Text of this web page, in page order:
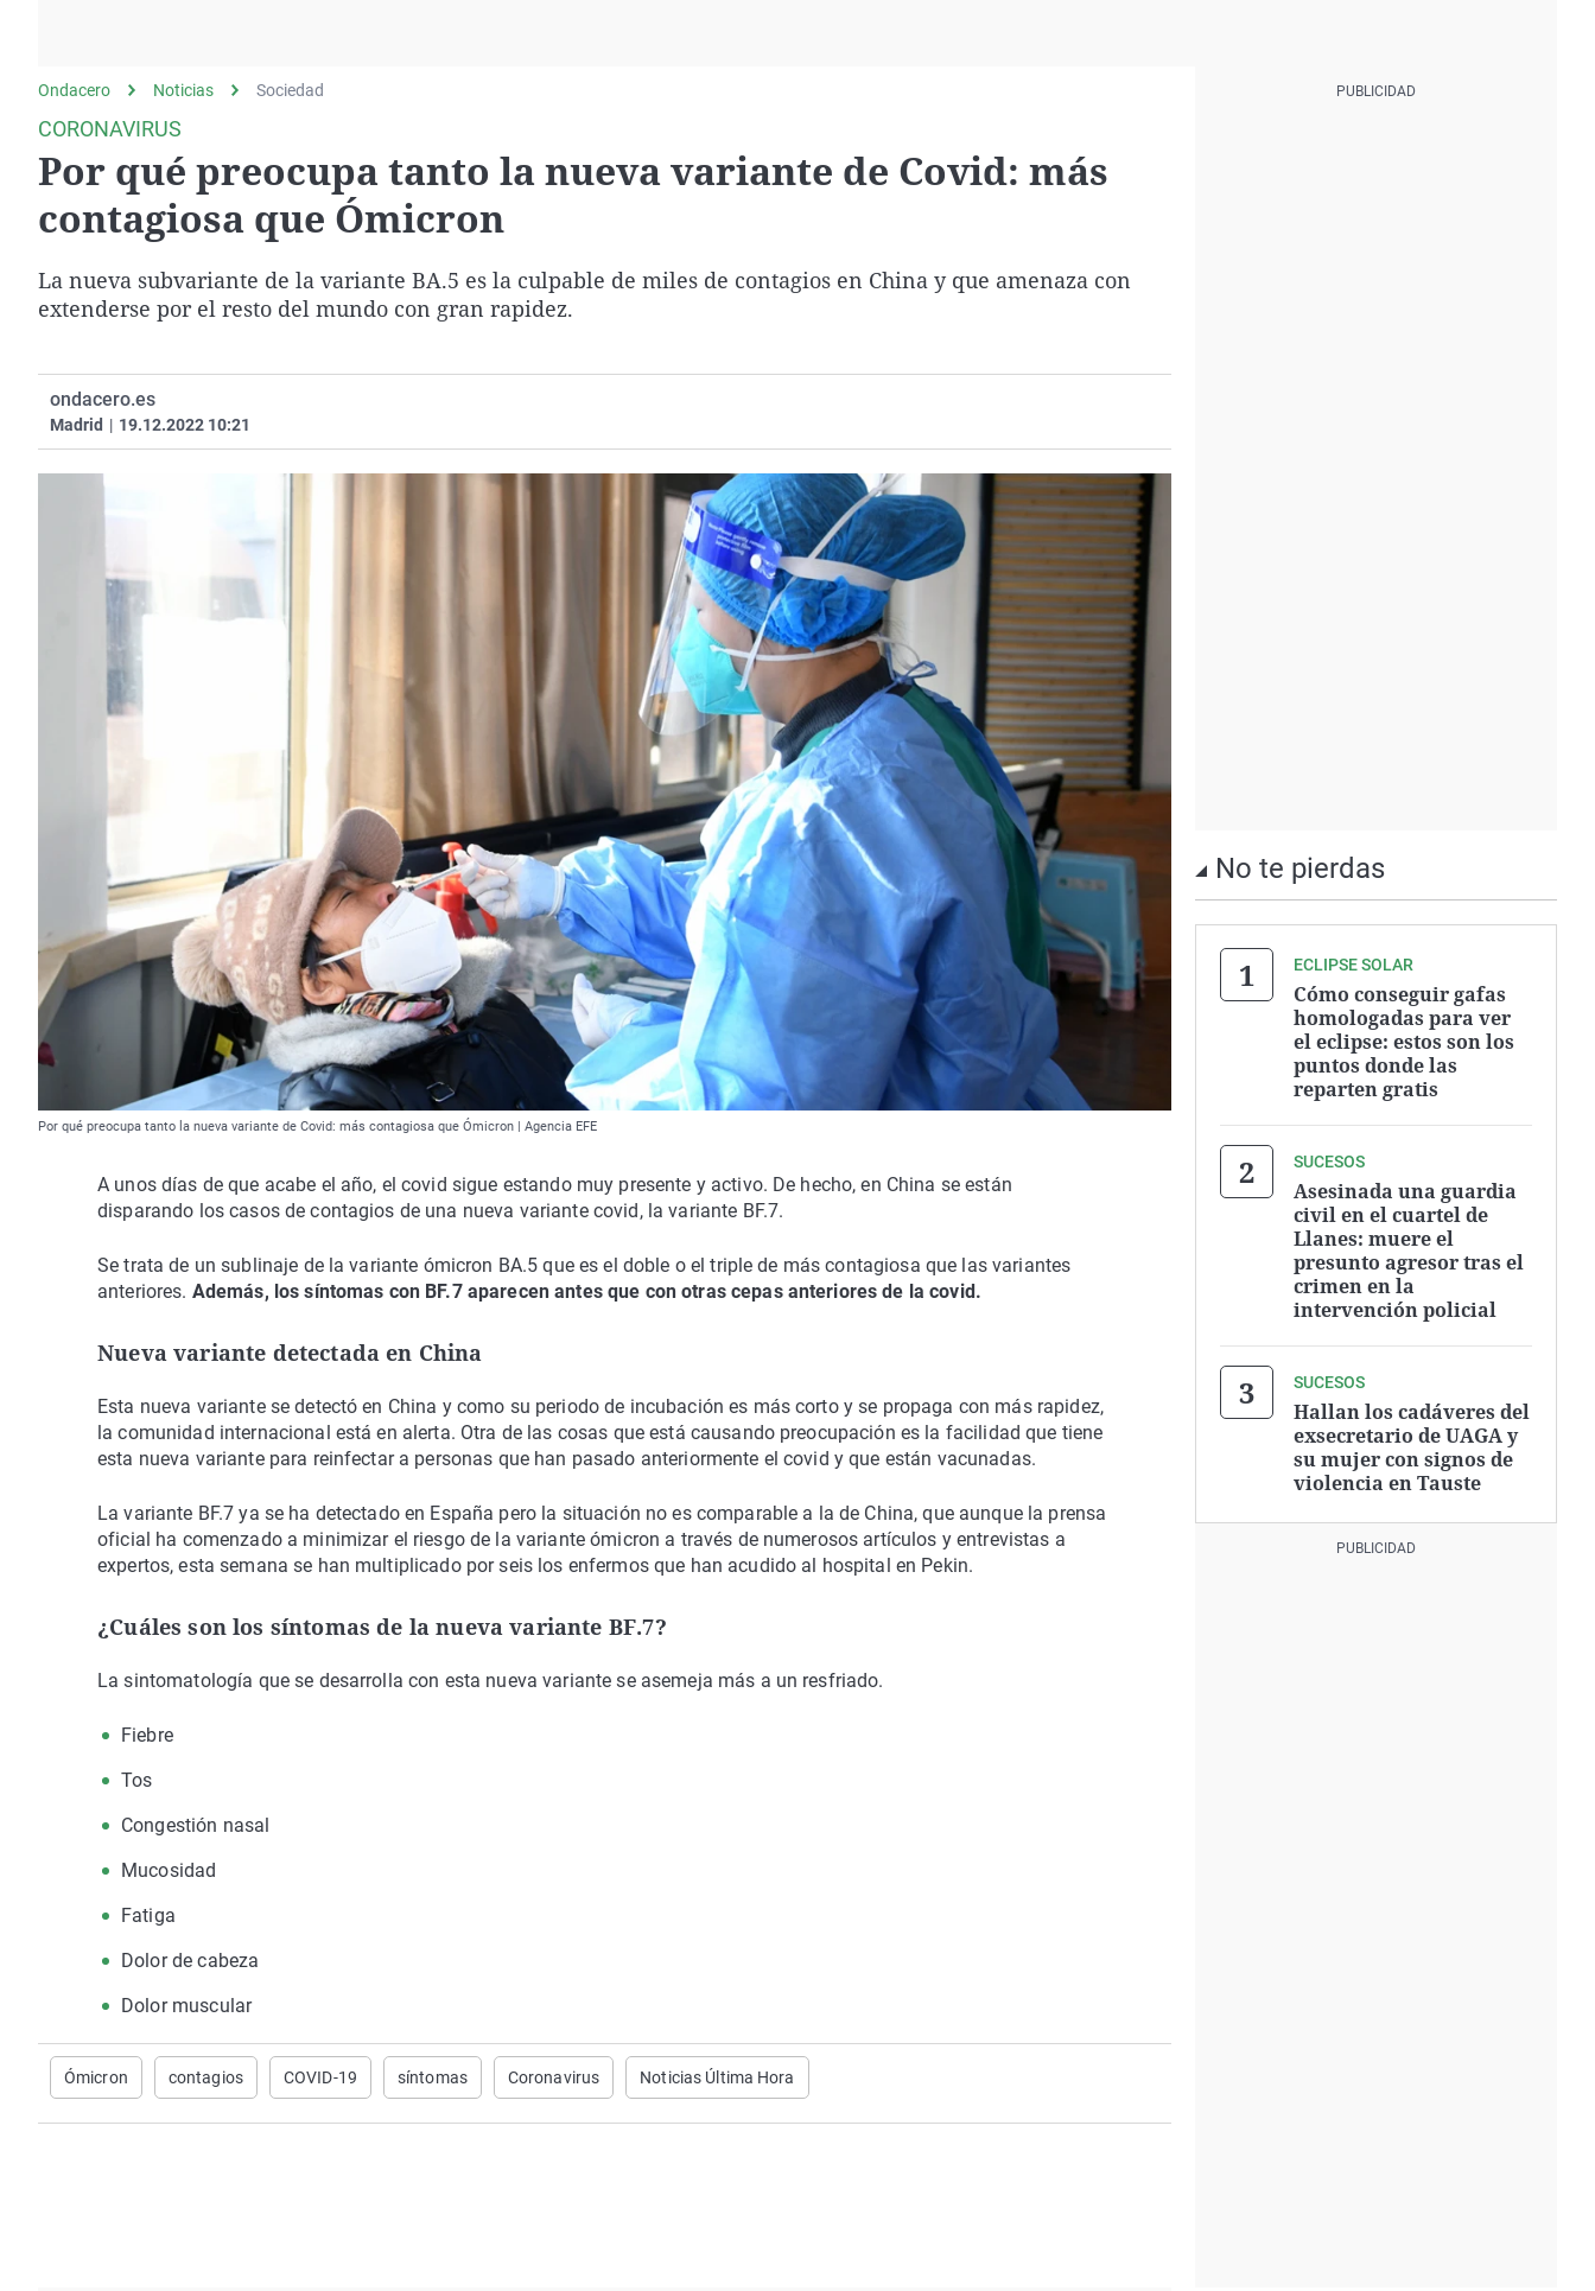
Como el perro y elEquipo de investigación
País Vasco
Ondacero Noticias Sociedad
CORONAVIRUS
Por qué preocupa tanto la nueva variante de Covid: más
contagiosa que Ómicron
La nueva subvariante de la variante BA.5 es la culpable de miles de contagios en China y que amenaza con
extenderse por el resto del mundo con gran rapidez.
ondacero.es
Madrid | 19.12.2022 10:21
Por qué preocupa tanto la nueva variante de Covid: más contagiosa que Ómicron | Agencia EFE
A unos días de que acabe el año, el covid sigue estando muy presente y activo. De hecho, en China se están
disparando los casos de contagios de una nueva variante covid, la variante BF.7.
Se trata de un sublinaje de la variante ómicron BA.5 que es el doble o el triple de más contagiosa que las variantes
anteriores. Además, los síntomas con BF.7 aparecen antes que con otras cepas anteriores de la covid.
Nueva variante detectada en China
Esta nueva variante se detectó en China y como su periodo de incubación es más corto y se propaga con más rapidez,
la comunidad internacional está en alerta. Otra de las cosas que está causando preocupación es la facilidad que tiene
esta nueva variante para reinfectar a personas que han pasado anteriormente el covid y que están vacunadas.
La variante BF.7 ya se ha detectado en España pero la situación no es comparable a la de China, que aunque la prensa
oficial ha comenzado a minimizar el riesgo de la variante ómicron a través de numerosos artículos y entrevistas a
expertos, esta semana se han multiplicado por seis los enfermos que han acudido al hospital en Pekin.
¿Cuáles son los síntomas de la nueva variante BF.7?
La sintomatología que se desarrolla con esta nueva variante se asemeja más a un resfriado.
Fiebre
Tos
Congestión nasal
Mucosidad
Fatiga
Dolor de cabeza
Dolor muscular
Ómicron contagios COVID-19 síntomas Coronavirus Noticias Última Hora
No te pierdas
ECLIPSE SOLAR
Cómo conseguir gafas
homologadas para ver
el eclipse: estos son los
puntos donde las
reparten gratis
SUCESOS
Asesinada una guardia
civil en el cuartel de
Llanes: muere el
presunto agresor tras el
crimen en la
intervención policial
SUCESOS
Hallan los cadáveres del
exsecretario de UAGA y
su mujer con signos de
violencia en Tauste